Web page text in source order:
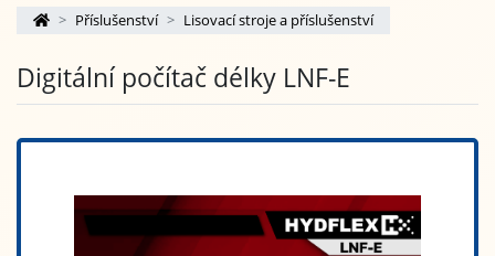
Příslušenství Lisovací stroje a příslušenství
Digitální počítač délky LNF-E